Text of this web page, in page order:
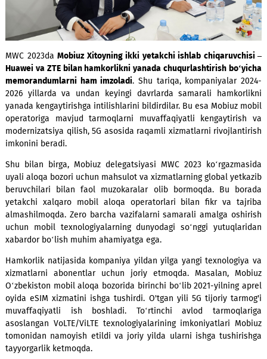
MWC 2023daMobiuz Xitoyning ikki yetakchi ishlab
Huawei va ZTE bilan hamkorlikni yanada chuqurlashtirish
memorandumlarni ham imzoladi. Shu tariqa, kompaniyalar
2026 yillarda va undan keyingi davrlarda samarali
yanada kengaytirishga intilishlarini bildirdilar. Bu esa
operatoriga mavjud tarmoqlarni muvaffaqiyatli
modernizatsiya qilish, 5G asosida raqamli xizmatlarni
imkonini beradi.
Shu bilan birga, Mobiuz delegatsiyasi MWC 2023
uyali aloqa bozori uchun mahsulot va xizmatlarning global
beruvchilari bilan faol muzokaralar olib bormoqda. Bu
yetakchi xalqaro mobil aloqa operatorlari bilan fikr va
almashilmoqda. Zero barcha vazifalarni samarali amalga